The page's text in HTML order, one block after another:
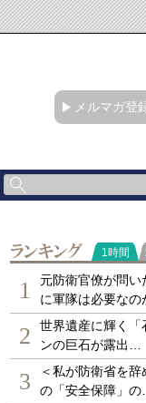
メルマガ登
1時間
1
元防衛官僚が問
に軍隊は必要なの
2
世界遺産に輝く
ンの巨石が露出…
3
＜私が防衛省を
の「安全保障」の…